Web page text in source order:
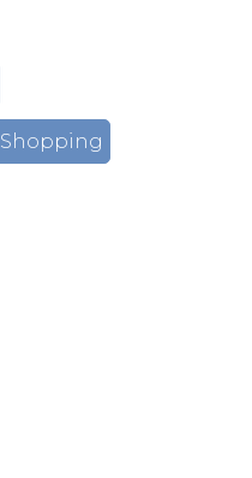
Shopping